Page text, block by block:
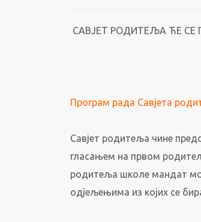
САВЈЕТ РОДИТЕЉА ЋЕ СЕ
Програм рада Савјета
Савјет родитеља чине
гласањем на првом
родитеља школе мандат
одјељењима из којих се